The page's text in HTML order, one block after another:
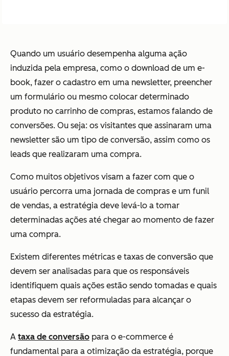
Quando um usuário desempenha alguma ação
induzida pela empresa, como o download de um e-
book, fazer o cadastro em uma newsletter, preencher
um formulário ou mesmo colocar determinado
produto no carrinho de compras, estamos falando de
conversões. Ou seja: os visitantes que assinaram uma
newsletter são um tipo de conversão, assim como os
leads que realizaram uma compra.
Como muitos objetivos visam a fazer com que o
usuário percorra uma jornada de compras e um funil
de vendas, a estratégia deve levá-lo a tomar
determinadas ações até chegar ao momento de fazer
uma compra.
Existem diferentes métricas e taxas de conversão que
devem ser analisadas para que os responsáveis
identifiquem quais ações estão sendo tomadas e quais
etapas devem ser reformuladas para alcançar o
sucesso da estratégia.
A taxa de conversão para o e-commerce é
fundamental para a otimização da estratégia, porque